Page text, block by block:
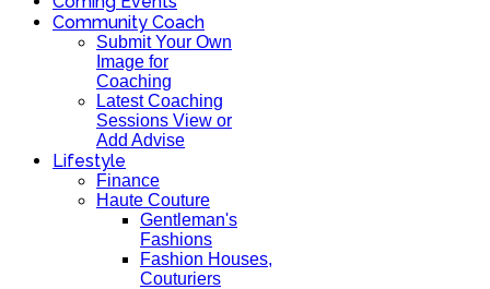
Community Coach
Submit Your Own
Image for
Coaching
Latest Coaching
Sessions View or
Add Advise
Lifestyle
Finance
Haute Couture
Gentleman's
Fashions
Fashion Houses,
Couturiers